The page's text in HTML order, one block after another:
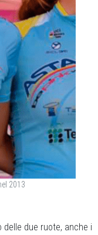
2013
due ruote, anche i